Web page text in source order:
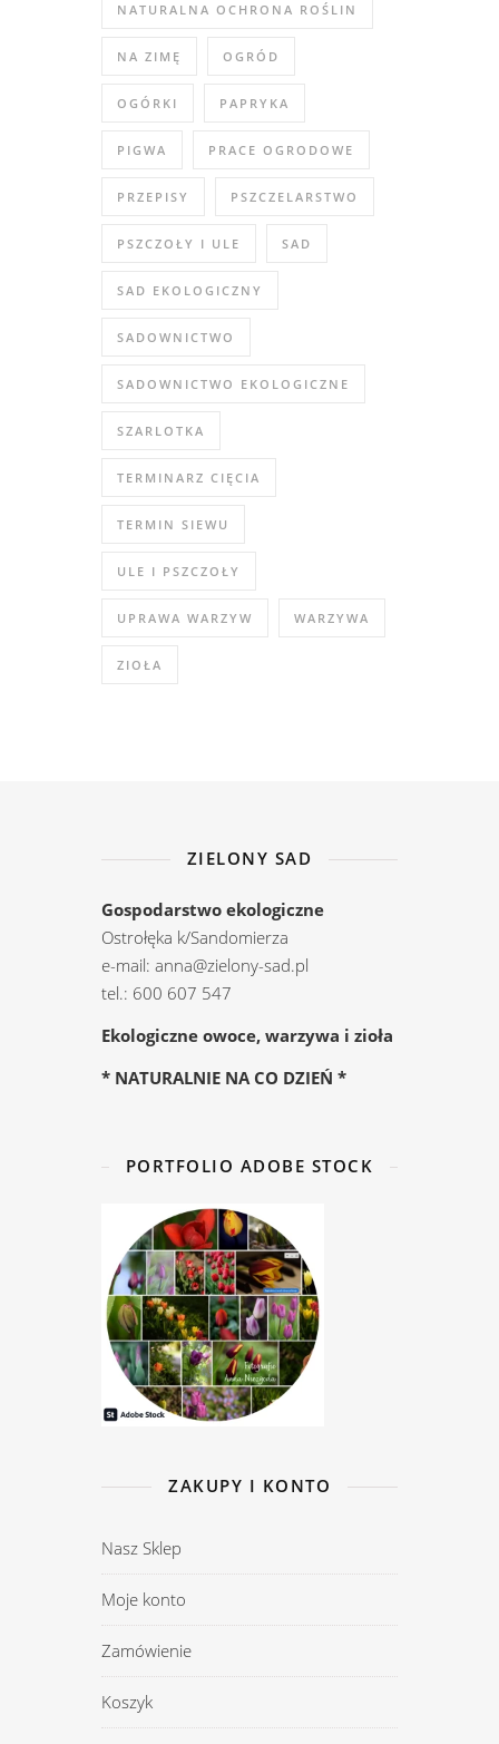
NATURALNA OCHRONA ROŚLIN
NA ZIMĘ OGRÓD
OGÓRKI PAPRYKA
PIGWA PRACE OGRODOWE
PRZEPISY PSZCZELARSTWO
PSZCZOŁY I ULE SAD
SAD EKOLOGICZNY
SADOWNICTWO
SADOWNICTWO EKOLOGICZNE
SZARLOTKA
TERMINARZ CIĘCIA
TERMIN SIEWU
ULE I PSZCZOŁY
UPRAWA WARZYW WARZYWA
ZIOŁA
ZIELONY SAD
Gospodarstwo ekologiczne
Ostrołęka k/Sandomierza
e-mail: anna@zielony-sad.pl
tel.: 600 607 547
Ekologiczne owoce, warzywa i zioła
* NATURALNIE NA CO DZIEŃ *
PORTFOLIO ADOBE STOCK
ZAKUPY I KONTO
Nasz Sklep
Moje konto
Zamówienie
Koszyk